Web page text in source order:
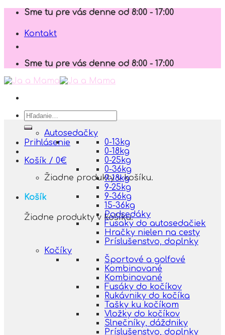
Skip
content
Sme tu pre vás denne od 8:00 - 17:00
Kontakt
Sme tu pre vás denne od 8:00 - 17:00
Hľadať:
Prihlásenie
Košík / 0€
Žiadne produkty v košíku.
Košík
Žiadne produkty v košíku.
Autosedačky
0-13kg
0-18kg
0-25kg
0-36kg
9-18kg
9-25kg
9-36kg
15-36kg
Podsedáky
Fusaky do autosedačiek
Hračky nielen na cesty
Príslušenstvo, doplnky
Kočíky
Športové a golfové
Kombinované
Kombinované
Fusáky do kočíkov
Rukávniky do kočíka
Tašky ku kočíkom
Vložky do kočíkov
Slnečníky, dáždniky
Príslušenstvo, doplnky